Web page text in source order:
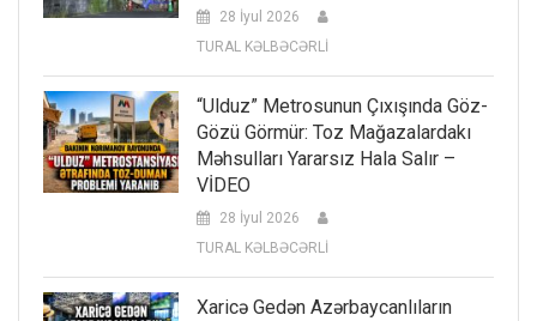
28 İyul 2026
TURAL KƏLBƏCƏRLİ
“Ulduz” Metrosunun Çıxışında Göz-
Gözü Görmür: Toz Mağazalardakı
Məhsulları Yararsız Hala Salır –
VİDEO
28 İyul 2026
TURAL KƏLBƏCƏRLİ
Xaricə Gedən Azərbaycanlıların